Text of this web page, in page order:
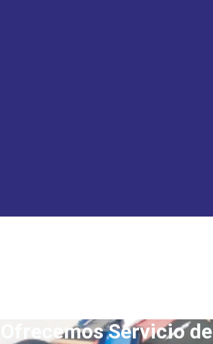
Ofrecemos Servicio de